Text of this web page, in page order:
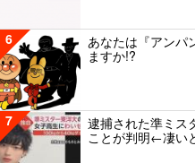
6
あなたは『アンパ
ますか!?
7
逮捕された準ミス
ことが判明←凄い